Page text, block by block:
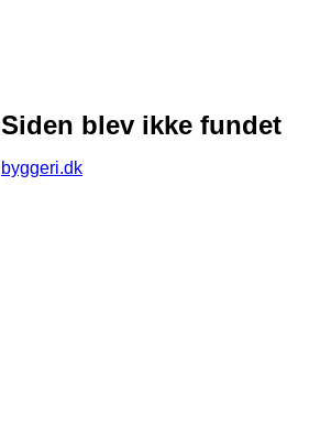
Siden blev ikke fundet
byggeri.dk